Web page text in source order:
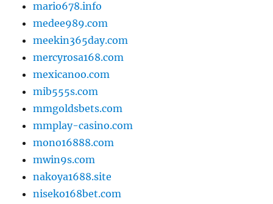
mario678.info
medee989.com
meekin365day.com
mercyrosa168.com
mexicanoo.com
mib555s.com
mmgoldsbets.com
mmplay-casino.com
mono16888.com
mwin9s.com
nakoya1688.site
niseko168bet.com